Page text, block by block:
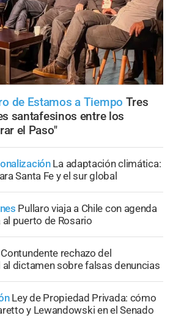
de Estamos a Tiempo Tres
santafesinos entre los
el Paso"
La adaptación climática:
Santa Fe y el sur global
Pullaro viaja a Chile con agenda
puerto de Rosario
Contundente rechazo del
dictamen sobre falsas denuncias
Ley de Propiedad Privada: cómo
y Lewandowski en el Senado